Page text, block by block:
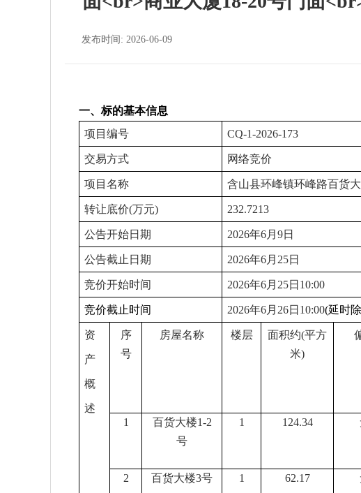
发布时间: 2026-06-09
一、标的基本信息
项目编号
CQ-1-2026-173
交易方式 网络竞价
项目名称 含山县环峰镇环峰路百货
转让底价(万元) 232.7213
公告开始日期 2026年6月9日
公告截止日期 2026年6月25日
竞价开始时间 2026年6月25日10:00
竞价截止时间 2026年6月26日10:00(延时
资
产
概
述
序
号
房屋名称 楼层 面积约(平方
米)
1 百货大楼1-2
号
1 124.34
2 百货大楼3号 1 62.17